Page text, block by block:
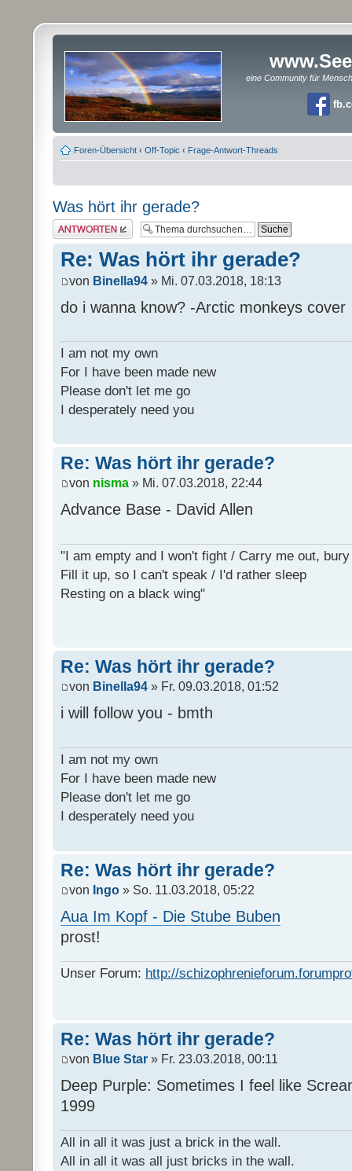
eine Community für
Foren-Übersicht ‹ Off-Topic ‹ Frage-Antwort-Threads
Was hört ihr gerade?
Antwort erstellen
Re: Was hört ihr gerade?
von Binella94 » Mi. 07.03.2018, 18:13
do i wanna know? -Arctic monkeys cover
I am not my own
For I have been made new
Please don't let me go
I desperately need you
Re: Was hört ihr gerade?
von nisma » Mi. 07.03.2018, 22:44
Advance Base - David Allen
"I am empty and I won't fight / Carry me out,
Fill it up, so I can't speak / I'd rather sleep
Resting on a black wing"
Re: Was hört ihr gerade?
von Binella94 » Fr. 09.03.2018, 01:52
i will follow you - bmth
I am not my own
For I have been made new
Please don't let me go
I desperately need you
Re: Was hört ihr gerade?
von Ingo » So. 11.03.2018, 05:22
Aua Im Kopf - Die Stube Buben
prost!
Unser Forum: http://
Re: Was hört ihr gerade?
von Blue Star » Fr. 23.03.2018, 00:11
Deep Purple: Sometimes I feel like
1999
All in all it was just a brick in the wall.
All in all it was all just bricks in the wall.